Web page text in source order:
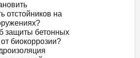
отстойников на
защиты бетонных
биокоррозии?